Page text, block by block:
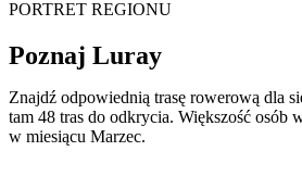
PORTRET REGIONU
Poznaj Luray
Znajdź odpowiednią trasę rowerową dla
tam 48 tras do odkrycia. Większość osób
w miesiącu Marzec.